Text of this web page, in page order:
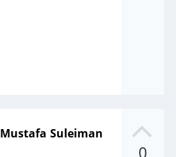
Mustafa Suleiman